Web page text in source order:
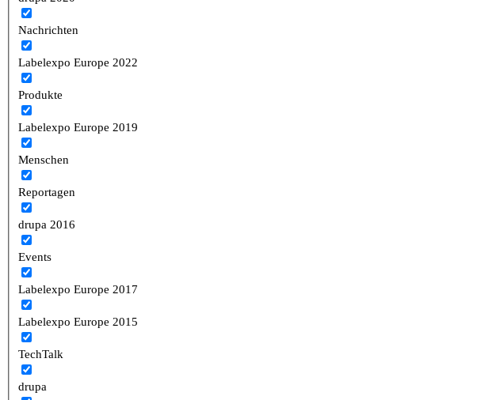
Nachrichten
Labelexpo Europe 2022
Produkte
Labelexpo Europe 2019
Menschen
Reportagen
drupa 2016
Events
Labelexpo Europe 2017
Labelexpo Europe 2015
TechTalk
drupa